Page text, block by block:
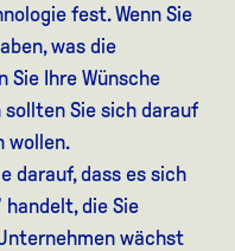
fest. Wenn Sie
was die
Sie Ihre Wünsche
Sie sich darauf
wollen.
darauf, dass es sich
die Sie
wächst